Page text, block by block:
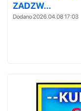
ZADZW...
Dodano 2026.04.08 17:03